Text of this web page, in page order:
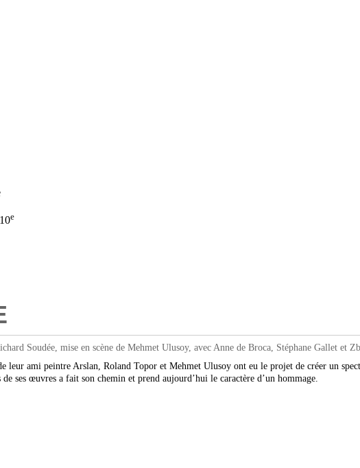
e
Soudée, mise en scène de Mehmet Ulusoy, avec Anne de Broca, Stéphane Gallet et
leur ami peintre Arslan, Roland Topor et Mehmet Ulusoy ont eu le projet de créer un
ses œuvres a fait son chemin et prend aujourd’hui le caractère d’un hommage.